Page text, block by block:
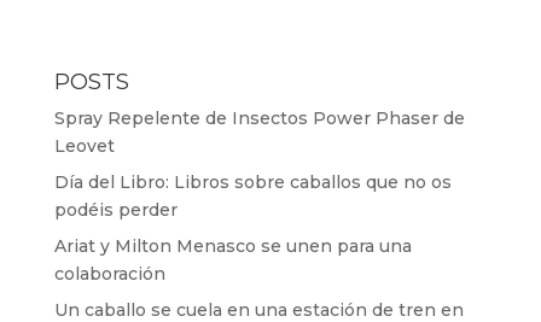
POSTS
Spray Repelente de Insectos Power Phaser de
Leovet
Día del Libro: Libros sobre caballos que no os
podéis perder
Ariat y Milton Menasco se unen para una
colaboración
Un caballo se cuela en una estación de tren en